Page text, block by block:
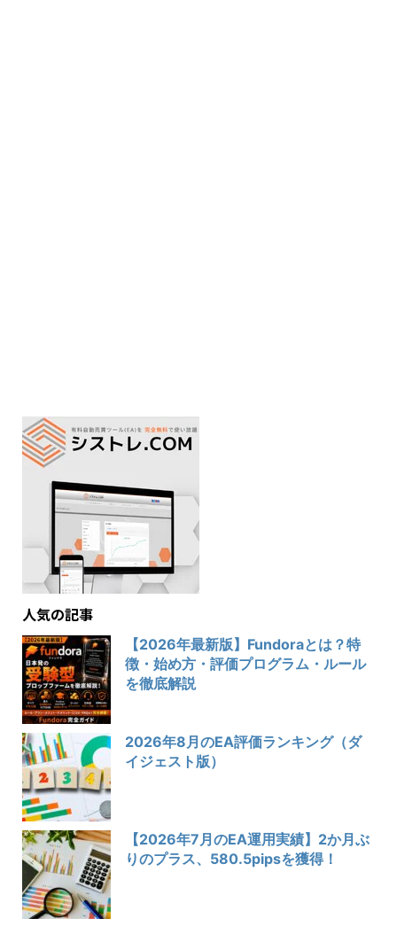
人気の記事
【2026年最新版】Fundoraとは？特
徴・始め方・評価プログラム・ルール
を徹底解説
2026年8月のEA評価ランキング（ダ
イジェスト版）
【2026年7月のEA運用実績】2か月ぶ
りのプラス、580.5pipsを獲得！